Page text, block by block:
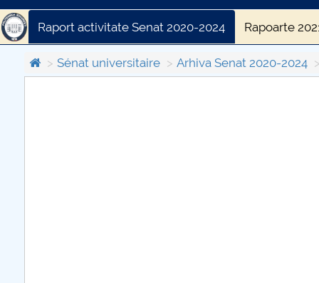
Raport activitate Senat 2020-2024 Rapoarte
Sénat universitaire Arhiva Senat 2020-2024